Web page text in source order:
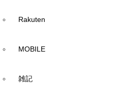
Rakuten
MOBILE
雑記